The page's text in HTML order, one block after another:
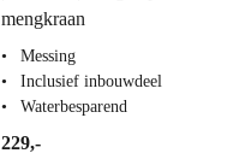
mengkraan
Messing
Inclusief inbouwdeel
Waterbesparend
229,-